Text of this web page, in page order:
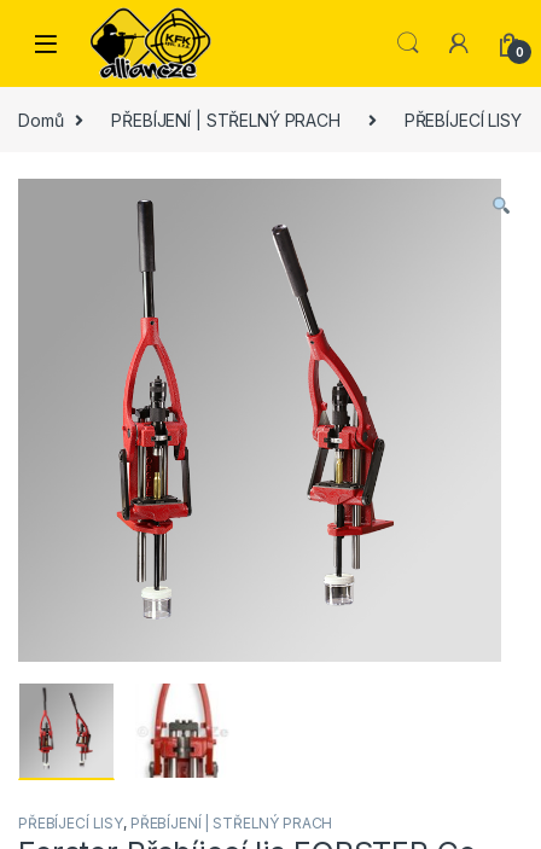
Skip to navigation
Skip to content
0
Domů PŘEBÍJENÍ | STŘELNÝ PRACH PŘEBÍJECÍ LISY
PŘEBÍJECÍ LISY, PŘEBÍJENÍ | STŘELNÝ PRACH